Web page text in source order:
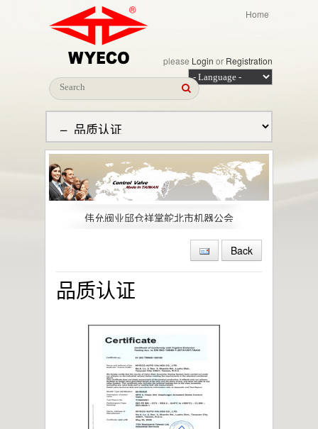
Home
please Login or Registration
近期出现仿冒我司全球多经销据点的网站、网
址、产品型录及非本公司出产商品
伟允阀业邱仓祥掌舵北市机器公会
伟允阀业专员 详细的向参观厂商解说
伟允气动控制阀 满足VOC安全防护
伟允阀业 冲刺海外营收
伟允阀业 跨足海内外市场
2015台北国际自动化工业大展
伟允食品阀 自动蒸气杀菌
Back
品质认证